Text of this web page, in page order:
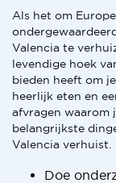
Als het om
Valencia te
levendige hoek
bieden heeft om
heerlijk eten en
afvragen waarom
belangrijkste
Valencia verhuist.
Doe